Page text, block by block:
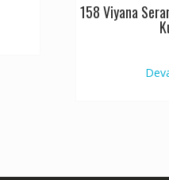
158 Viyana